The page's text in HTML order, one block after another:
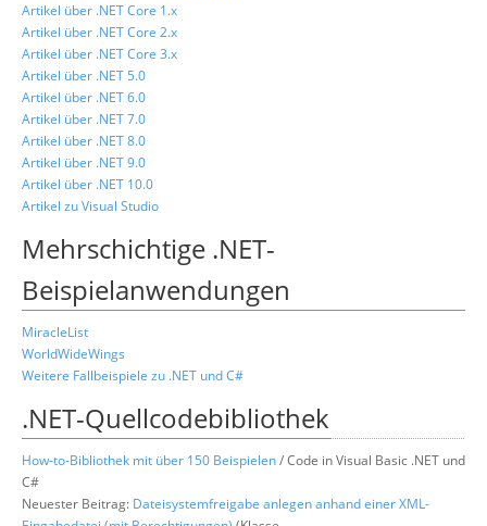
Artikel über .NET Core 1.x
Artikel über .NET Core 2.x
Artikel über .NET Core 3.x
Artikel über .NET 5.0
Artikel über .NET 6.0
Artikel über .NET 7.0
Artikel über .NET 8.0
Artikel über .NET 9.0
Artikel über .NET 10.0
Artikel zu Visual Studio
Mehrschichtige .NET-
Beispielanwendungen
MiracleList
WorldWideWings
Weitere Fallbeispiele zu .NET und C#
.NET-Quellcodebibliothek
How-to-Bibliothek mit über 150 Beispielen/ Code in Visual Basic .NET und
C#
Neuester Beitrag: Dateisystemfreigabe anlegen anhand einer XML-